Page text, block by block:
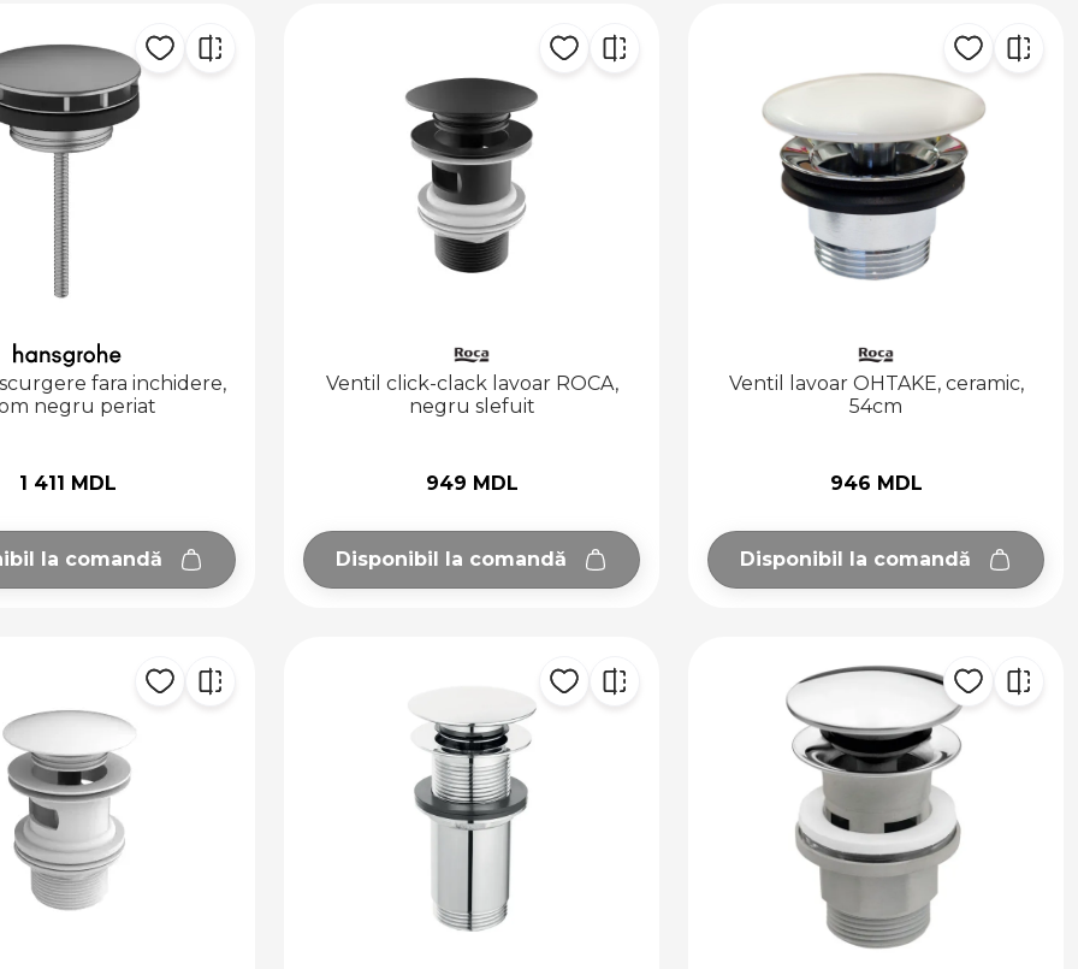
fara inchidere,
negru periat
1 411 MDL
la comandă
Ventil click-clack lavoar ROCA,
negru slefuit
949 MDL
Disponibil la comandă
Ventil lavoar OHTAKE, ceramic,
54cm
946 MDL
Disponibil la comandă